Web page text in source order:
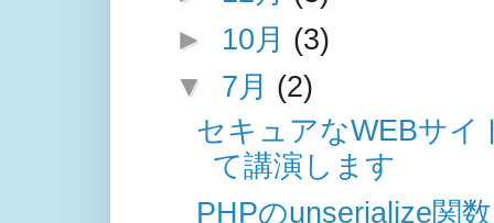
► 10月 (3)
▼ 7月 (2)
セキュアなWEBサイ
て講演します
PHPのunserialize関